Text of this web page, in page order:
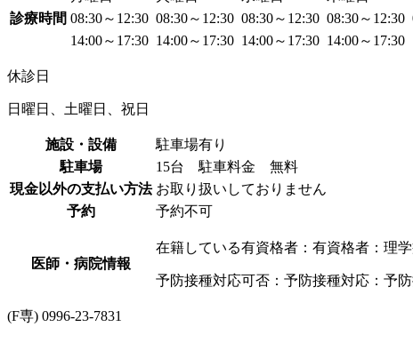
診療時間 08:30～12:30 08:30～12:30 08:30～12:30 08:30～12:30
14:00～17:30 14:00～17:30 14:00～17:30 14:00～17:30
休診日
日曜日、土曜日、祝日
施設・設備
駐車場有り
駐車場
15台 駐車料金 無料
現金以外の支払い方法 お取り扱いしておりません
予約
予約不可
医師・病院情報
在籍している有資格者：有資格者：理
予防接種対応可否：予防接種対応：予
(F専) 0996-23-7831